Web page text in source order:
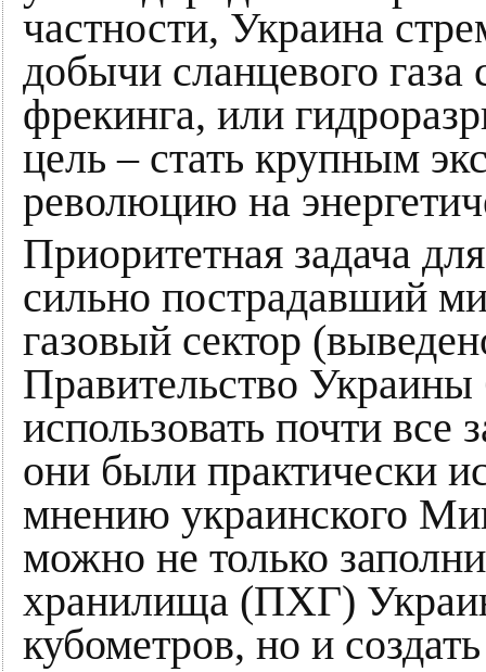
частности, Украина
добычи сланцевого
фрекинга, или
цель – стать крупным
революцию на
Приоритетная задача
сильно пострадавший
газовый сектор
Правительство
использовать почти все
они были практически
мнению украинского
можно не только
хранилища (ПХГ)
кубометров, но и